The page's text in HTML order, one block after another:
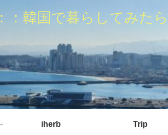
：：韓国で暮らしてみたら
iherb Trip